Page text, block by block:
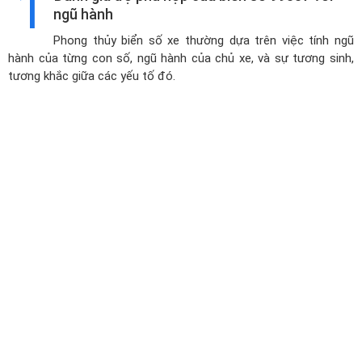
ngũ hành
Phong thủy biển số xe thường dựa trên việc tính ngũ
hành của từng con số, ngũ hành của chủ xe, và sự tương sinh,
tương khắc giữa các yếu tố đó.